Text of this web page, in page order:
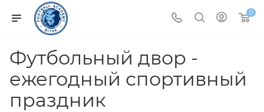
0
Футбольный двор -
ежегодный спортивный
праздник